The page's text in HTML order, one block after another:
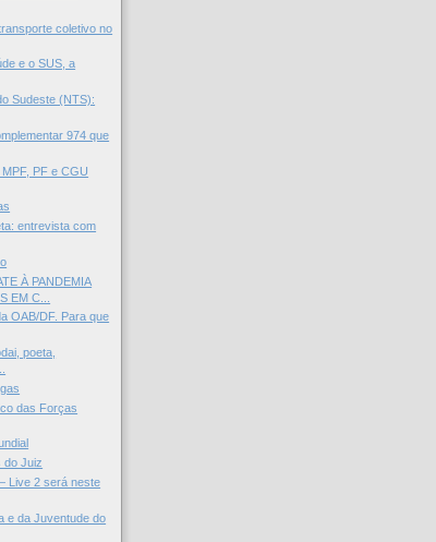
coletivo no
e o SUS, a
Sudeste (NTS):
974 que
PF e CGU
entrevista com
À PANDEMIA
EM C...
OAB/DF. Para que
poeta,
das Forças
do Juiz
Live 2 será neste
e da Juventude do